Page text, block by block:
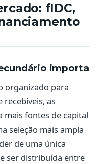
fIDC,
importa
organizado para
as
mais fontes de capital
seleção mais ampla
de uma única
ser distribuída entre